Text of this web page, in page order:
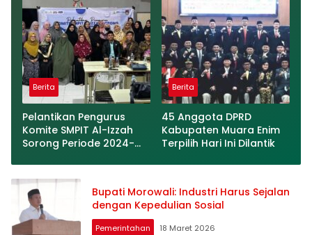
Berita
Pelantikan Pengurus
Komite SMPIT Al-Izzah
Sorong Periode 2024-
Berita
45 Anggota DPRD
Kabupaten Muara Enim
Terpilih Hari Ini Dilantik
Bupati Morowali: Industri Harus Sejalan
dengan Kepedulian Sosial
Pemerintahan 18 Maret 2026